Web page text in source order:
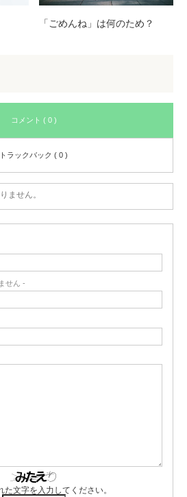
「ごめんね」は何のため？
コメント ( 0 )
トラックバック ( 0 )
ません。
せん -
た文字を入力してください。